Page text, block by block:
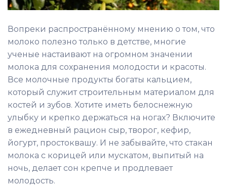
Вопреки распространённому мнению о том, что
молоко полезно только в детстве, многие
ученые настаивают на огромном значении
молока для сохранения молодости и красоты.
Все молочные продукты богаты кальцием,
который служит строительным материалом для
костей и зубов. Хотите иметь белоснежную
улыбку и крепко держаться на ногах? Включите
в ежедневный рацион сыр, творог, кефир,
йогурт, простоквашу. И не забывайте, что стакан
молока с корицей или мускатом, выпитый на
ночь, делает сон крепче и продлевает
молодость.